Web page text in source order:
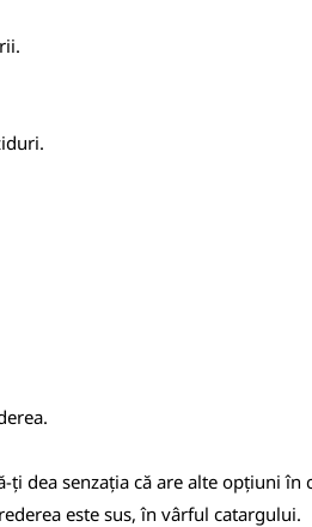
dea senzația că are alte opțiuni
este sus, în vârful catargului.